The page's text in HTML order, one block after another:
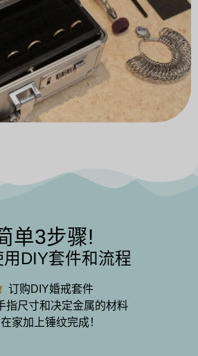
单3步骤!
用DIY套件和流程
订购DIY婚戒套件
指尺寸和决定金属的材料
在家加上锤纹完成！